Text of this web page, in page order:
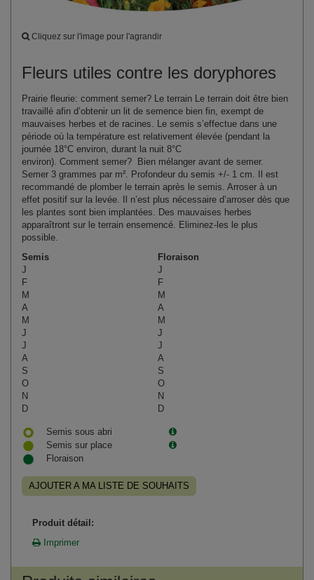
Cliquez sur l'image pour l'agrandir
Fleurs utiles contre les doryphores
Prairie fleurie: comment semer? Le terrain
Le terrain doit être bien
travaillé afin d’obtenir un lit de semence bien fin, exempt de
mauvaises herbes et de racines. Le semis s’effectue dans une
période où la température est relativement élevée (pendant la
journée 18°C environ, durant la nuit 8°C
environ). Comment semer?
Bien mélanger avant de semer.
Semer 3 grammes par m². Profondeur du semis +/- 1 cm. Il est
recommandé de plomber le terrain après le semis. Arroser à un
effet positif sur la levée. Il n’est plus nécessaire d’arroser dès que
les plantes sont bien implantées. Des mauvaises herbes
apparaîtront sur le terrain ensemencé. Eliminez-les le plus
possible.
Semis
Floraison
J
J
F
F
M
M
A
A
M
M
J
J
J
J
A
A
S
S
O
O
N
N
D
D
Semis sous abri
Semis sur place
Floraison
AJOUTER A MA LISTE DE SOUHAITS
Produit détail:
Imprimer